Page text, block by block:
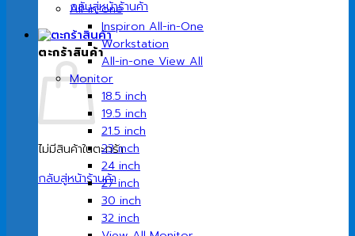
กลับสู่หน้าร้านค้า
ตะกร้าสินค้า
ไม่มีสินค้าในตะกร้า
กลับสู่หน้าร้านค้า
All-in-one
Inspiron All-in-One
Workstation
All-in-one View All
Monitor
18.5 inch
19.5 inch
21.5 inch
23 inch
24 inch
27 inch
30 inch
32 inch